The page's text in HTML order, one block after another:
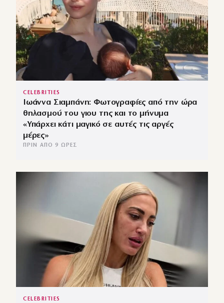
CELEBRITIES
Ιωάννα Σιαμπάνη: Φωτογραφίες από την ώρα
θηλασμού του γιου της και το μήνυμα
«Υπάρχει κάτι μαγικό σε αυτές τις αργές
μέρες»
ΠΡΙΝ ΑΠΌ 9 ΏΡΕΣ
CELEBRITIES